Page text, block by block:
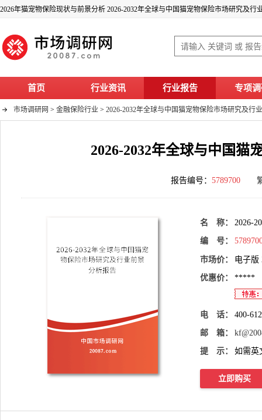
2026年猫宠物保险现状与前景分析 2026-2032年全球与中国猫宠物保险市场研究及行
首页 行业资讯 行业报告 专项
市场调研网 > 金融保险行业 > 2026-2032年全球与中国猫宠物保险市场研究及行
2026-2032年全球与中国猫
报告编号： 5789700
名 称： 2026-
编 号：
市场价： 电子版
优惠价： *****
电 话： 400-
邮 箱：
提 示： 如需英
立即购买